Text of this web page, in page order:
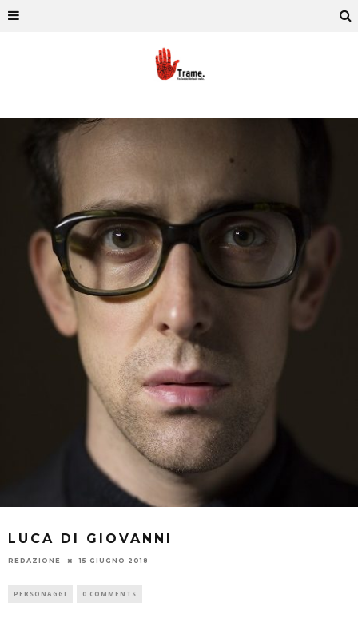
LUCA DI GIOVANNI
REDAZIONE 15 GIUGNO 2018
PERSONAGGI 0 COMMENTS